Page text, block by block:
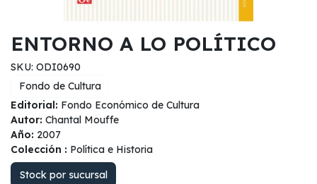
ENTORNO A LO POLÍTICO
SKU: ODI0690
Fondo de Cultura
Editorial: Fondo Económico de Cultura
Autor: Chantal Mouffe
Año: 2007
Colección : Política e Historia
Stock por sucursal